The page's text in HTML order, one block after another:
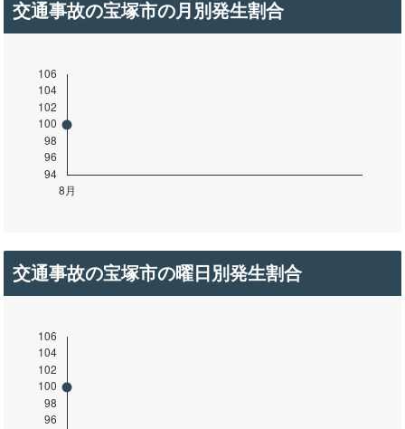
交通事故の宝塚市の月別発生割合
交通事故の宝塚市の曜日別発生割合